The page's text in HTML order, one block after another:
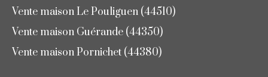
Vente maison Le Pouliguen (44510)
Vente maison Guérande (44350)
Vente maison Pornichet (44380)